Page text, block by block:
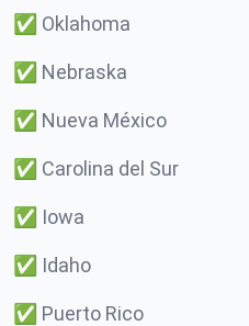
✅ Oklahoma
✅ Nebraska
✅ Nueva México
✅ Carolina del Sur
✅ Iowa
✅ Idaho
✅ Puerto Rico